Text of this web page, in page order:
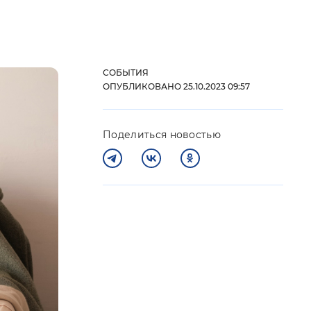
СОБЫТИЯ
ОПУБЛИКОВАНО 25.10.2023 09:57
Поделиться новостью